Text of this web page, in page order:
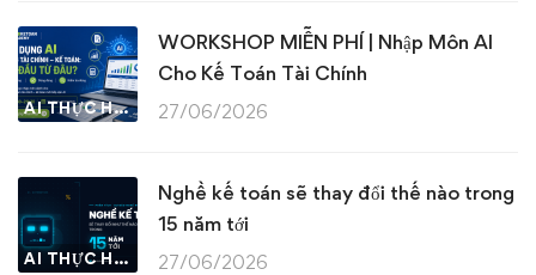
AI THỰC HÀNH
WORKSHOP MIỄN PHÍ | Nhập Môn AI
Cho Kế Toán Tài Chính
27/06/2026
AI THỰC HÀNH
Nghề kế toán sẽ thay đổi thế nào trong
15 năm tới
27/06/2026